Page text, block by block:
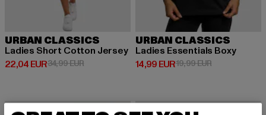
URBAN CLASSICS
Ladies Short Cotton Jersey
22,04 EUR
Derzeitiger Preis: 22,04 EUR
34,99 EURAktionspreis: 34,99 EUR
URBAN CLASSICS
Ladies Essentials Boxy
14,99 EUR
Derzeitiger Preis: 14,99 EUR
19,99 EURAktionspreis:
-30% -60%